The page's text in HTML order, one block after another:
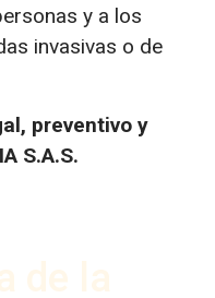
y a los
invasivas o de
preventivo y
S.A.S.